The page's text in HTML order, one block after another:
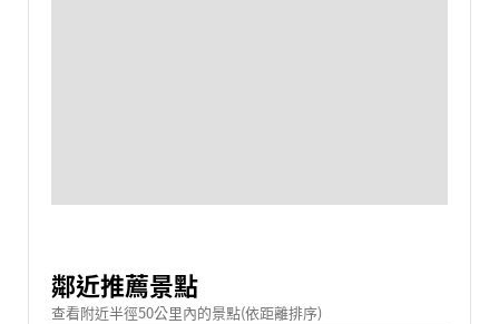
鄰近推薦景點
查看附近半徑50公里內的景點(依距離排序)